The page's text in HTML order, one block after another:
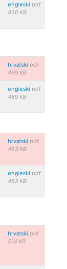
engleski pdf
430 KB
hrvatski pdf
489 KB
engleski pdf
489 KB
hrvatski pdf
483 KB
engleski pdf
483 KB
hrvatski pdf
514 KB